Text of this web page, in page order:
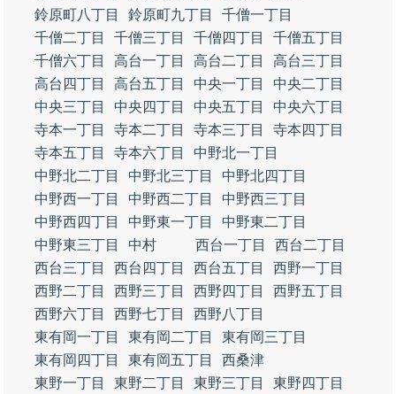
鈴原町八丁目
鈴原町九丁目
千僧一丁目
千僧二丁目
千僧三丁目 千僧四丁目
千僧五丁目
千僧六丁目
高台一丁目 高台二丁目
高台三丁目
高台四丁目
高台五丁目 中央一丁目
中央二丁目
中央三丁目
中央四丁目 中央五丁目
中央六丁目
寺本一丁目
寺本二丁目 寺本三丁目
寺本四丁目
寺本五丁目
寺本六丁目
中野北一丁目
中野北二丁目
中野北三丁目
中野北四丁目
中野西一丁目
中野西二丁目
中野西三丁目
中野西四丁目
中野東一丁目
中野東二丁目
中野東三丁目
中村 西台一丁目
西台二丁目
西台三丁目
西台四丁目 西台五丁目
西野一丁目
西野二丁目
西野三丁目 西野四丁目
西野五丁目
西野六丁目
西野七丁目
西野八丁目
東有岡一丁目
東有岡二丁目
東有岡三丁目
東有岡四丁目
東有岡五丁目
西桑津
東野一丁目
東野二丁目 東野三丁目
東野四丁目